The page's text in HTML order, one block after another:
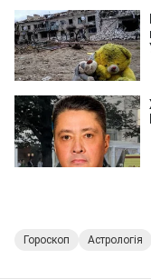
Гороскоп Астрологія